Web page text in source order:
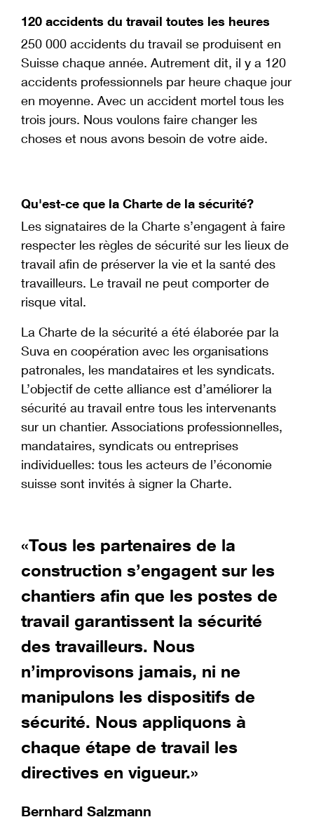
120 accidents du travail toutes les heures
250 000 accidents du travail se produisent en
Suisse chaque année. Autrement dit, il y a 120
accidents professionnels par heure chaque jour
en moyenne. Avec un accident mortel tous les
trois jours. Nous voulons faire changer les
choses et nous avons besoin de votre aide.
Qu'est-ce que la Charte de la sécurité?
Les signataires de la Charte s’engagent à faire
respecter les règles de sécurité sur les lieux de
travail afin de préserver la vie et la santé des
travailleurs. Le travail ne peut comporter de
risque vital.
La Charte de la sécurité a été élaborée par la
Suva en coopération avec les organisations
patronales, les mandataires et les syndicats.
L’objectif de cette alliance est d’améliorer la
sécurité au travail entre tous les intervenants
sur un chantier. Associations professionnelles,
mandataires, syndicats ou entreprises
individuelles: tous les acteurs de l’économie
suisse sont invités à signer la Charte.
«Tous les partenaires de la
construction s’engagent sur les
chantiers afin que les postes de
travail garantissent la sécurité
des travailleurs. Nous
n’improvisons jamais, ni ne
manipulons les dispositifs de
sécurité. Nous appliquons à
chaque étape de travail les
directives en vigueur.»
Bernhard Salzmann